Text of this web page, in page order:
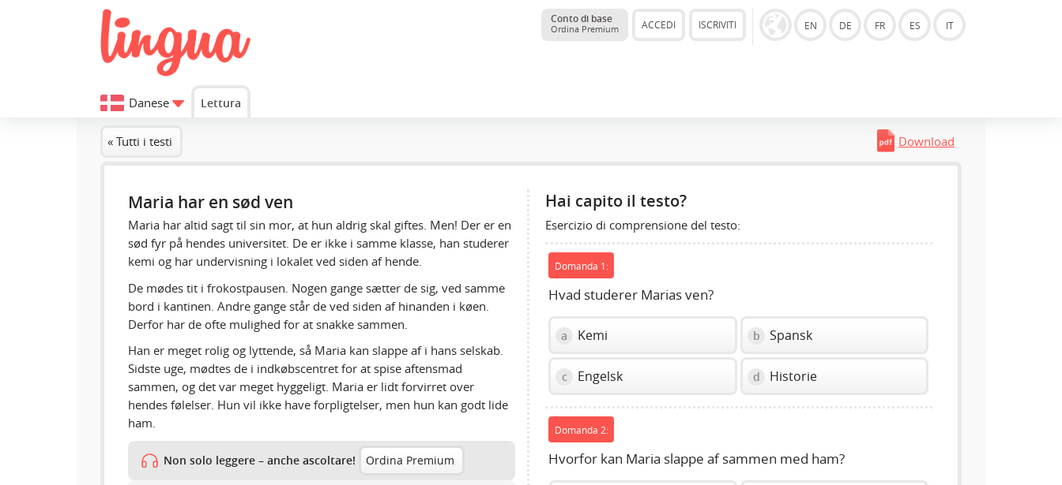
Conto di base
Ordina Premium ACCEDI ISCRIVITI EN DE FR ES IT
Danese Lettura
« Tutti i testi Download
Maria har en sød ven
Maria har altid sagt til sin mor, at hun aldrig skal giftes. Men! Der er en
sød fyr på hendes universitet. De er ikke i samme klasse, han studerer
kemi og har undervisning i lokalet ved siden af hende.
De mødes tit i frokostpausen. Nogen gange sætter de sig, ved samme
bord i kantinen. Andre gange står de ved siden af hinanden i køen.
Derfor har de ofte mulighed for at snakke sammen.
Han er meget rolig og lyttende, så Maria kan slappe af i hans selskab.
Sidste uge, mødtes de i indkøbscentret for at spise aftensmad
sammen, og det var meget hyggeligt. Maria er lidt forvirret over
hendes følelser. Hun vil ikke have forpligtelser, men hun kan godt lide
ham.
Non solo leggere – anche ascoltare! Ordina Premium
Hai capito il testo?
Esercizio di comprensione del testo:
Domanda 1:
Hvad studerer Marias ven?
a Kemi b Spansk
c Engelsk d Historie
Domanda 2:
Hvorfor kan Maria slappe af sammen med ham?